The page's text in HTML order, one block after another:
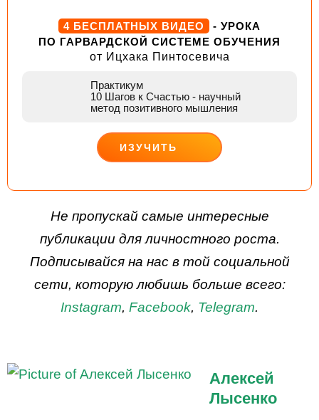
4 БЕСПЛАТНЫХ ВИДЕО
- УРОКА
ПО ГАРВАРДСКОЙ СИСТЕМЕ ОБУЧЕНИЯ
от Ицхака Пинтосевича
Практикум
10 Шагов к Счастью - научный
метод позитивного мышления
ИЗУЧИТЬ
Не пропускай самые интересные
публикации для личностного роста.
Подписывайся на нас в той социальной
сети, которую любишь больше всего:
Instagram, Facebook, Telegram.
Алексей
Лысенко